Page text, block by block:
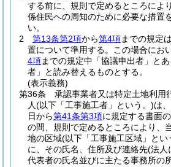
する前に、規則で定めるところによ
係住民への周知のために必要な措置
い。
2
第13条第2項から第4項までの規定は
置について準用する。
この場合にお
4項までの規定中「協議申出者」と
者」と読み替えるものとする。
(表示義務)
第36条
承認事業者又は特定土地利用
人(以下「工事施工者」という。)は
日から第41条第3項に規定する書面
の間、規則で定めるところにより、
地の区域(以下「工事施工区域」とい
に、その氏名、住所及び連絡先(法人
代表者の氏名並びに主たる事務所の